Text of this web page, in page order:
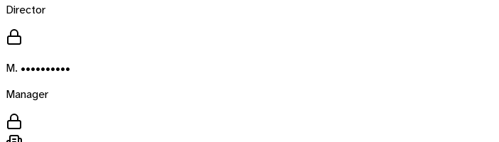
Director
M. ••••••••••
Manager